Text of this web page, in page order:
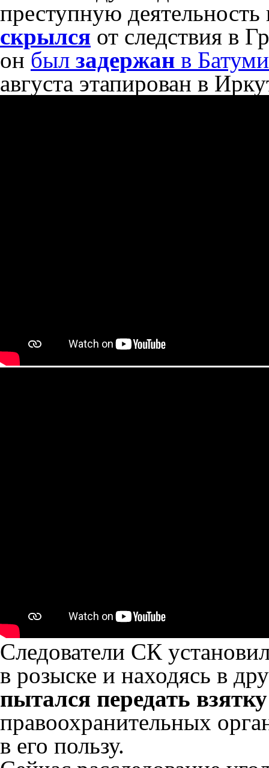
преступную
скрылся от следствия в
он был задержан в Батуми
августа этапирован в
Следователи СК
в розыске и находясь в
пытался передать
правоохранительных
в его пользу.